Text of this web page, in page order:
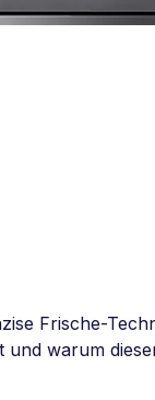
Frische-
und warum